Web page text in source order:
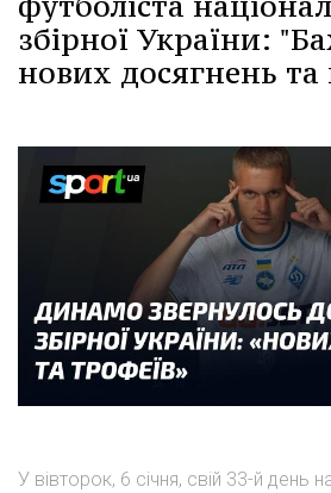
збірної України:
нових досягнень та
У вівторок, 6 січня, свій 33-й день